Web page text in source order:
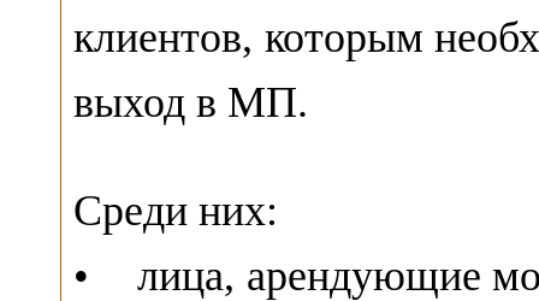
клиентов, которым
выход в МП.
Среди них:
• лица, арендующие